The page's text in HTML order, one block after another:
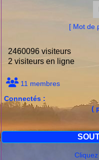
[ Mot de
2460096 visiteurs
2 visiteurs en ligne
11 membres
Connectés :
(